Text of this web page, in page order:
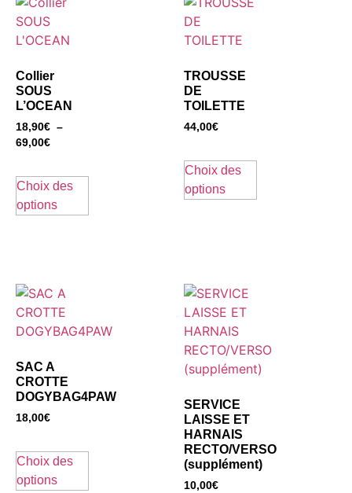
Collier
SOUS
L’OCEAN
18,90€ –
69,00€
Choix des
options
TROUSSE
DE
TOILETTE
44,00€
Choix des
options
SAC A
CROTTE
DOGYBAG4PAW
18,00€
Choix des
options
SERVICE
LAISSE ET
HARNAIS
RECTO/VERSO
(supplément)
10,00€